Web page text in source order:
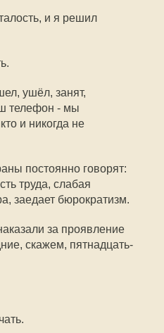
и я решил
ушёл, занят,
телефон - мы
и никогда не
постоянно говорят:
труда, слабая
заедает бюрократизм.
за проявление
скажем, пятнадцать-